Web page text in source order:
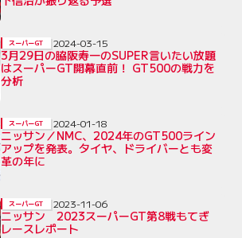
3月29日の脇阪寿一のSUPER言いたい放題
はスーパーGT開幕直前！ GT500の戦力を
分析
スーパーGT 2024-03-15
ニッサン／NMC、2024年のGT500ライン
アップを発表。タイヤ、ドライバーとも変
革の年に
スーパーGT 2024-01-18
ニッサン 2023スーパーGT第8戦もてぎ
レースレポート
スーパーGT 2023-11-06